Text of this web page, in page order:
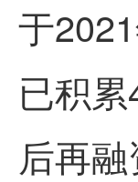
于
已积
后再